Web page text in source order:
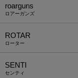
roarguns
ロアーガンズ
ROTAR
ローター
SENTI
センティ